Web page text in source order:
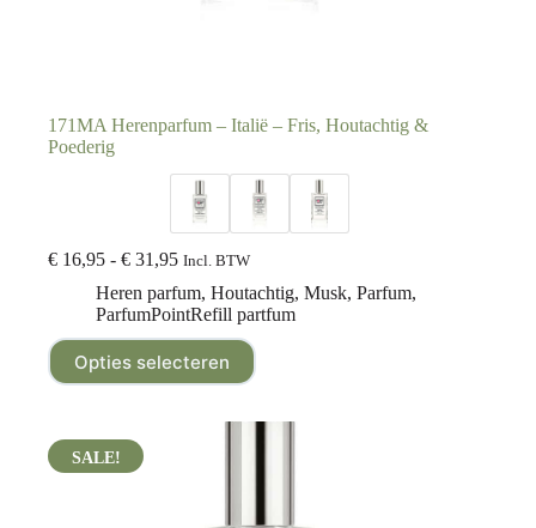
171MA Herenparfum – Italië – Fris, Houtachtig &
Poederig
€ 16,95 - € 31,95 Incl. BTW
Heren parfum, Houtachtig, Musk, Parfum,
ParfumPointRefill partfum
Opties selecteren